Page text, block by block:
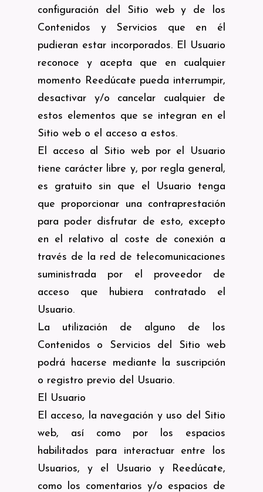
configuración del Sitio web y de los
Contenidos y Servicios que en él
pudieran estar incorporados. El Usuario
reconoce y acepta que en cualquier
momento Reedúcate pueda interrumpir,
desactivar y/o cancelar cualquier de
estos elementos que se integran en el
Sitio web o el acceso a estos.
El acceso al Sitio web por el Usuario
tiene carácter libre y, por regla general,
es gratuito sin que el Usuario tenga
que proporcionar una contraprestación
para poder disfrutar de esto, excepto
en el relativo al coste de conexión a
través de la red de telecomunicaciones
suministrada por el proveedor de
acceso que hubiera contratado el
Usuario.
La utilización de alguno de los
Contenidos o Servicios del Sitio web
podrá hacerse mediante la suscripción
o registro previo del Usuario.
El Usuario
El acceso, la navegación y uso del Sitio
web, así como por los espacios
habilitados para interactuar entre los
Usuarios, y el Usuario y Reedúcate,
como los comentarios y/o espacios de